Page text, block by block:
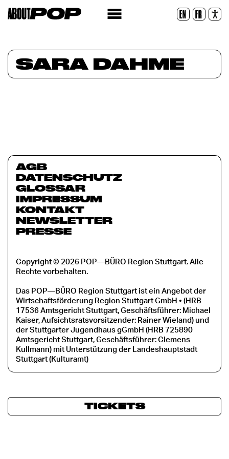
EN FR
Zurücksetzen
SARA DAHME
AGB
DATENSCHUTZ
GLOSSAR
IMPRESSUM
KONTAKT
NEWSLETTER
PRESSE
Copyright © 2026 POP—BÜRO Region Stuttgart. Alle
Rechte vorbehalten.
Das POP—BÜRO Region Stuttgart ist ein Angebot der
Wirtschaftsförderung Region Stuttgart GmbH • (HRB
17536 Amtsgericht Stuttgart, Geschäftsführer: Michael
Kaiser, Aufsichtsratsvorsitzender: Rainer Wieland) und
der Stuttgarter Jugendhaus gGmbH (HRB 725890
Amtsgericht Stuttgart, Geschäftsführer: Clemens
Kullmann) mit Unterstützung der Landeshauptstadt
Stuttgart (Kulturamt)
TICKETS